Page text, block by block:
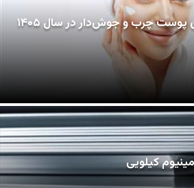
پوست چرب و جوش‌دار در سال ۱۴۰۵
کیلویی